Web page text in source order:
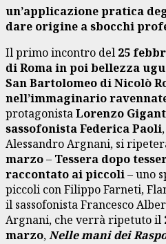
un’applicazione pratica
dare origine a sbocchi
Il primo incontro del 25
di Roma in poi bellezza
San Bartolomeo di Nicolò
nell’immaginario
protagonistaLorenzo
sassofonista Federica Paoli
Alessandro Argnani, si
marzo– Tessera dopo
raccontato ai piccoli– uno
piccoli con Filippo Farneti,
il sassofonista Francesco
Argnani, che verrà ripetuto il
marzo,Nelle mani dei